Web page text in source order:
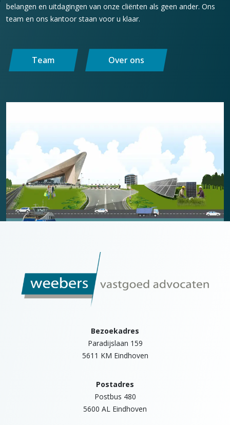
belangen en uitdagingen van onze cliënten als geen ander. Ons
team en ons kantoor staan voor u klaar.
Team Over ons
Bezoekadres
Paradijslaan 159
5611 KM Eindhoven
Postadres
Postbus 480
5600 AL Eindhoven